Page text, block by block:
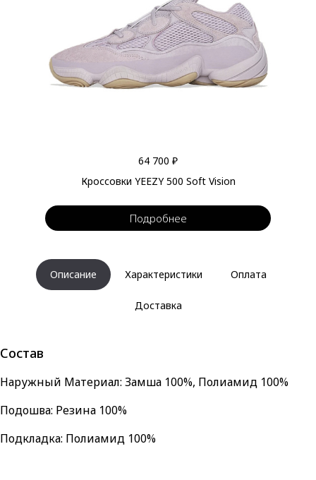
64 700 ₽
Кроссовки YEEZY 500 Soft Vision
Подробнее
Описание Характеристики Оплата
Доставка
Состав
Наружный Материал: Замша 100%, Полиамид 100%
Подошва: Резина 100%
Подкладка: Полиамид 100%